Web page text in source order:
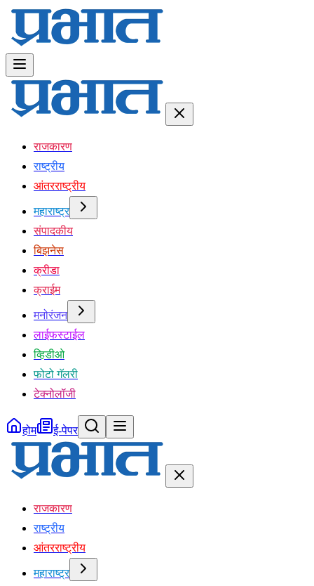
राजकारण
राष्ट्रीय
आंतरराष्ट्रीय
महाराष्ट्र
संपादकीय
बिझनेस
क्रीडा
क्राईम
मनोरंजन
लाईफस्टाईल
व्हिडीओ
फोटो गॅलरी
टेक्नोलॉजी
होम ई-पेपर
राजकारण
राष्ट्रीय
आंतरराष्ट्रीय
महाराष्ट्र